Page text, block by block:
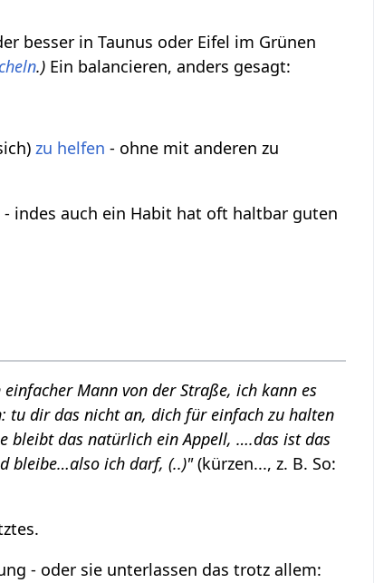
besser in Taunus oder Eifel im Grünen
.) Ein balancieren, anders gesagt:
zu helfen - ohne mit anderen zu
- indes auch ein Habit hat oft haltbar guten
Mann von der Straße, ich kann es
tu dir das nicht an, dich für einfach zu halten
bleibt das natürlich ein Appell, ….das ist das
bleibe…also ich darf, (..)"(kürzen..., z. B. So:
- oder sie unterlassen das trotz allem: